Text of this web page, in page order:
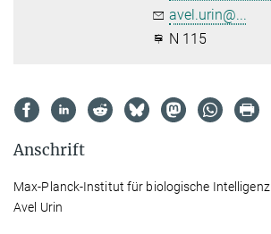
avel.urin@...
N 115
Anschrift
Max-Planck-Institut für biologische Intelligenz
Avel Urin